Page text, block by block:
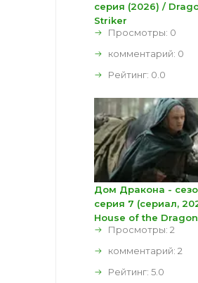
серия (2026) /
Striker
Просмотры: 0
комментарий: 0
Рейтинг: 0.0
Дом Дракона -
серия 7 (сериал,
House of the Dragon
Просмотры: 2
комментарий: 2
Рейтинг: 5.0